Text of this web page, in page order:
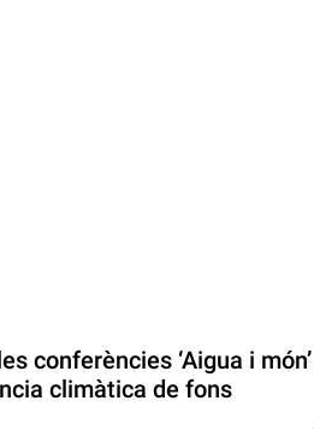
conferències ‘Aigua i món’
climàtica de fons